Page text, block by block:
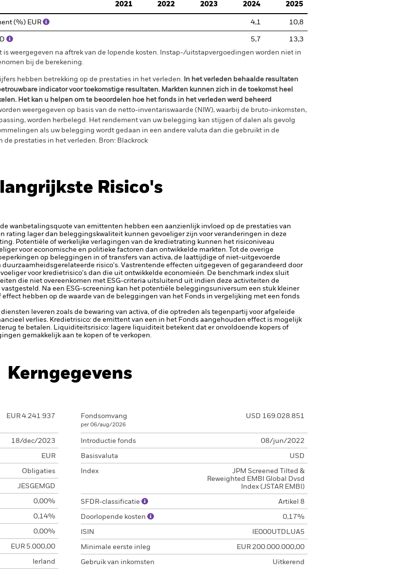
2021
2022 2023 2024 2025
(%) EUR 4,1 10,8
5,7
13,3
is weergegeven na aftrek van de lopende kosten. Instap-/uitstapvergoedingen worden niet in
bij de berekening.
hebben betrekking op de prestaties in het verleden. In het verleden behaalde resultaten
indicator voor toekomstige resultaten. Markten kunnen zich in de toekomst heel
Het kan u helpen om te beoordelen hoe het fonds in het verleden werd beheerd
weergegeven op basis van de netto-inventariswaarde (NIW), waarbij de bruto-inkomsten,
worden herbelegd. Het rendement van uw belegging kan stijgen of dalen als gevolg
als uw belegging wordt gedaan in een andere valuta dan die gebruikt in de
de prestaties in het verleden. Bron: Blackrock
Risico's
wanbetalingsquote van emittenten hebben een aanzienlijk invloed op de prestaties van
rating lager dan beleggingskwaliteit kunnen gevoeliger zijn voor veranderingen in deze
Potentiële of werkelijke verlagingen van de kredietrating kunnen het risiconiveau
voor economische en politieke factoren dan ontwikkelde markten. Tot de overige
op beleggingen in of transfers van activa, de laattijdige of niet-uitgevoerde
risico's. Vastrentende effecten uitgegeven of gegarandeerd door
voor kredietrisico's dan die uit ontwikkelde economieën. De benchmark index sluit
die niet overeenkomen met ESG-criteria uitsluitend uit indien deze activiteiten de
Na een ESG-screening kan het potentiële beleggingsuniversum een stuk kleiner
hebben op de waarde van de beleggingen van het Fonds in vergelijking met een fonds
leveren zoals de bewaring van activa, of die optreden als tegenpartij voor afgeleide
verlies. Kredietrisico: de emittent van een in het Fonds aangehouden effect is mogelijk
te betalen. Liquiditeitsrisico: lagere liquiditeit betekent dat er onvoldoende kopers of
gemakkelijk aan te kopen of te verkopen.
Kerngegevens
EUR 4.241.937
18/dec/2023
EUR
Obligaties
JESGEMGD
0,00%
0,14%
0,00%
EUR 5.000,00
Ierland
Fondsomvang
per 06/aug/2026
USD 169.028.851
Introductie fonds 08/jun/2022
Basisvaluta USD
Index
JPM Screened Tilted &
Reweighted EMBI Global Dvsd
Index (JSTAR EMBI)
SFDR-classificatie Artikel 8
Doorlopende kosten 0,17%
ISIN IE000UTDLUA5
Minimale eerste inleg EUR 200.000.000,00
Gebruik van inkomsten Uitkerend